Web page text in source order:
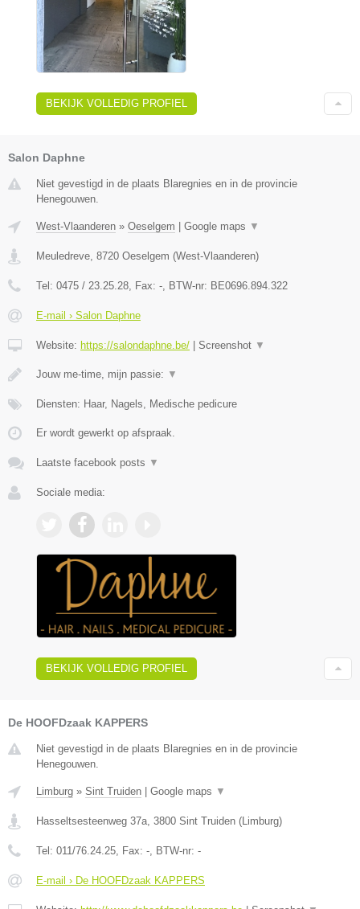
BEKIJK VOLLEDIG PROFIEL
Salon Daphne
Niet gevestigd in de plaats Blaregnies en in de provincie
Henegouwen.
West-Vlaanderen » Oeselgem Google maps ▼
Meuledreve, 8720 Oeselgem (West-Vlaanderen)
Tel: 0475 / 23.25.28, Fax: -, BTW-nr: BE0696.894.322
E-mail › Salon Daphne
Website: https://salondaphne.be/ Screenshot ▼
Jouw me-time, mijn passie: ▼
Diensten: Haar, Nagels, Medische pedicure
Er wordt gewerkt op afspraak.
Laatste facebook posts ▼
Sociale media:
BEKIJK VOLLEDIG PROFIEL
De HOOFDzaak KAPPERS
Niet gevestigd in de plaats Blaregnies en in de provincie
Henegouwen.
Limburg » Sint Truiden | Google maps ▼
Hasseltsesteenweg 37a 3800 Sint Truiden (Limburg)
Tel: 011/76.24.25 , Fax: - , BTW-nr: -
E-mail › De HOOFDzaak KAPPERS